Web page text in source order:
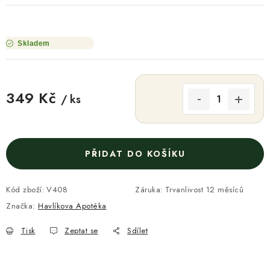
Skladem
349 Kč / ks
PŘIDAT DO KOŠÍKU
Kód zboží: V408 Záruka: Trvanlivost 12 měsíců
Značka: Havlíkova Apotéka
Tisk Zeptat se Sdílet